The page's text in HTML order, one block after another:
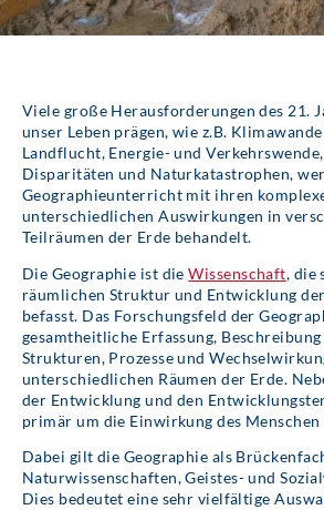
Viele große Herausforderungen des 21.
unser Leben prägen, wie z.B.
Landflucht, Energie- und
Disparitäten und Naturkatastrophen,
Geographieunterricht mit ihren
unterschiedlichen Auswirkungen in
Teilräumen der Erde behandelt.
Die Geographie ist dieWissenschaft, die
räumlichen Struktur und Entwicklung der
befasst. Das Forschungsfeld der
gesamtheitliche Erfassung,
Strukturen, Prozesse und
unterschiedlichen Räumen der Erde.
der Entwicklung und den
primär um die Einwirkung des Menschen
Dabei gilt die Geographie als
Naturwissenschaften, Geistes- und
Dies bedeutet eine sehr vielfältige